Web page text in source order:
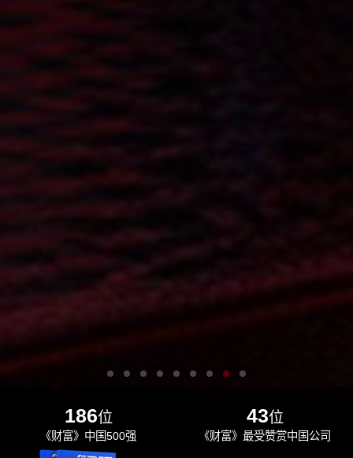
186位
《财富》中国500强
43位
《财富》最受赞赏中国公司